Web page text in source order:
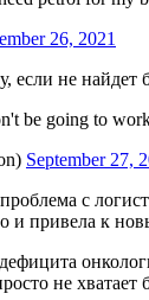
26, 2021
если не
be going to
September 27,
с
и привела к
не хватает